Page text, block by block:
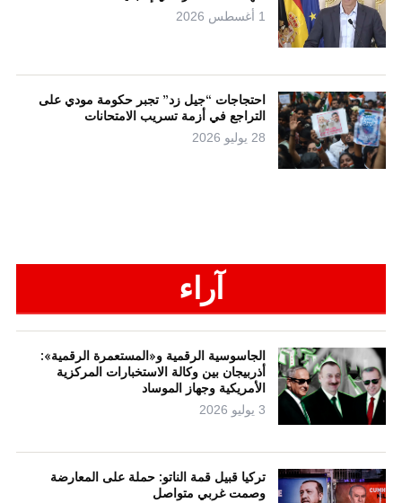
1 أغسطس 2026
احتجاجات “جيل زد” تجبر حكومة مودي على
التراجع في أزمة تسريب الامتحانات
28 يوليو 2026
آراء
الجاسوسية الرقمية و«المستعمرة الرقمية»:
أذربيجان بين وكالة الاستخبارات المركزية
الأمريكية وجهاز الموساد
3 يوليو 2026
تركيا قبيل قمة الناتو: حملة على المعارضة
وصمت غربي متواصل